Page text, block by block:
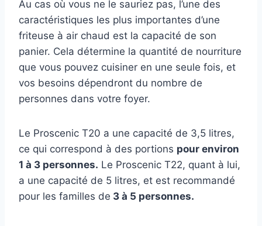
Au cas où vous ne le sauriez pas, l’une des
caractéristiques les plus importantes d’une
friteuse à air chaud est la capacité de son
panier. Cela détermine la quantité de nourriture
que vous pouvez cuisiner en une seule fois, et
vos besoins dépendront du nombre de
personnes dans votre foyer.
Le Proscenic T20 a une capacité de 3,5 litres,
ce qui correspond à des portions pour environ
1 à 3 personnes. Le Proscenic T22, quant à lui,
a une capacité de 5 litres, et est recommandé
pour les familles de 3 à 5 personnes.